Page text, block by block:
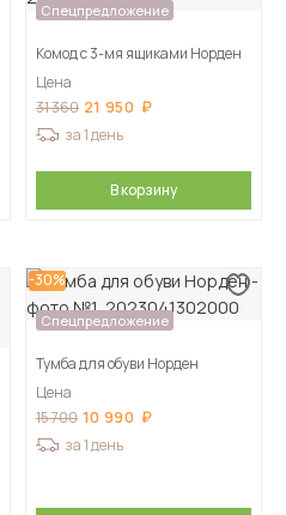
Спецпредложение
Комод с 3-мя ящиками Норден
Цена
31 360 21 950
за 1 день
В корзину
-30%
Спецпредложение
Тумба для обуви Норден
Цена
15 700 10 990
за 1 день